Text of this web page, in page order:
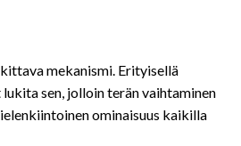
mekanismi. Erityisellä
sen, jolloin terän vaihtaminen
ominaisuus kaikilla